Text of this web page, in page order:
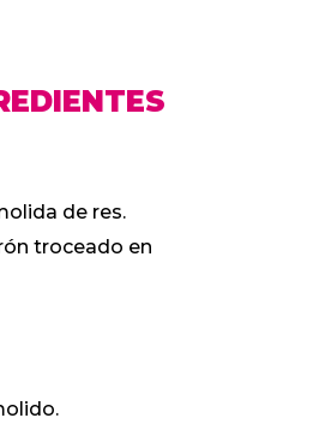
de res.
troceado en